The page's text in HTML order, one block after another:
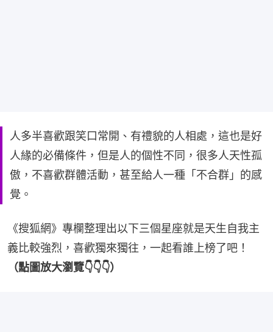
人多半喜歡跟笑口常開、有禮貌的人相處，這也是好
人緣的必備條件，但是人的個性不同，很多人天性孤
傲，不喜歡群體活動，甚至給人一種「不合群」的感
覺。
《搜狐網》專欄整理出以下三個星座就是天生自我主
義比較強烈，喜歡獨來獨往，一起看誰上榜了吧！
（點圖放大瀏覽👇👇👇）